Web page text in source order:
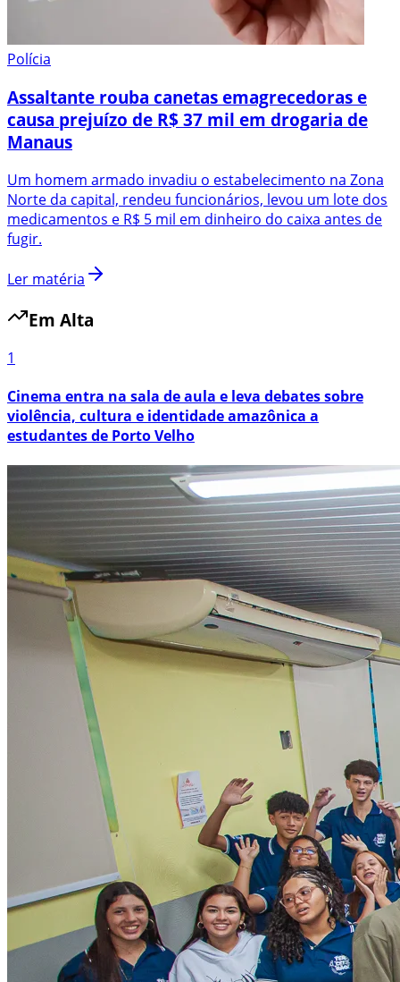
Polícia
Assaltante rouba canetas emagrecedoras e
causa prejuízo de R$ 37 mil em drogaria de
Manaus
Um homem armado invadiu o estabelecimento na Zona
Norte da capital, rendeu funcionários, levou um lote dos
medicamentos e R$ 5 mil em dinheiro do caixa antes de
fugir.
Ler matéria
Em Alta
1
Cinema entra na sala de aula e leva debates sobre
violência, cultura e identidade amazônica a
estudantes de Porto Velho